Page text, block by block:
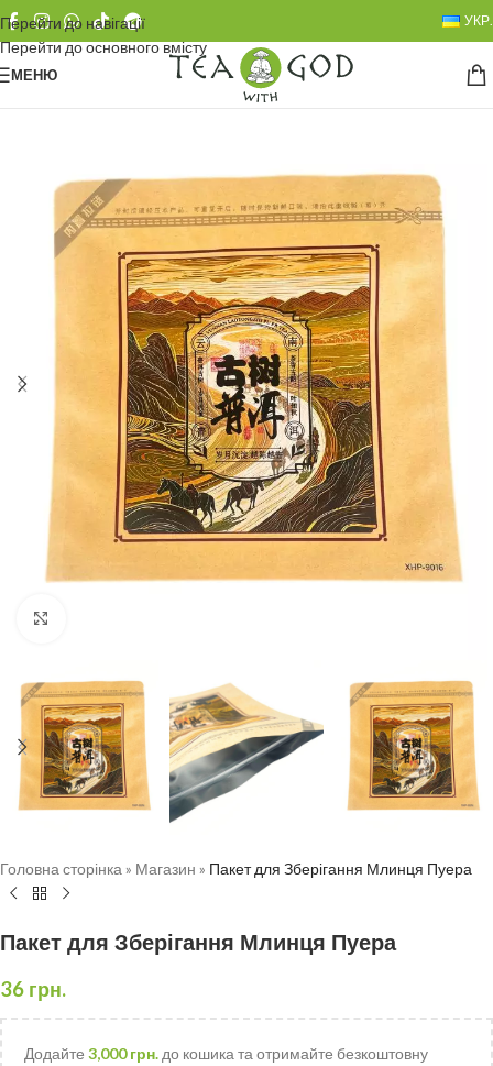
Перейти до навігації
Перейти до основного вмісту
УКР.
МЕНЮ
Головна сторінка » Магазин » Пакет для Зберігання Млинця Пуера
Пакет для Зберігання Млинця Пуера
36 грн.
Додайте 3,000грн. до кошика та отримайте безкоштовну